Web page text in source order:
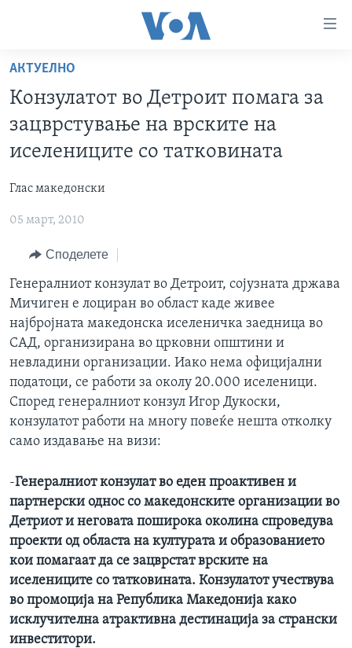
пристапност
Премини
на
главната
содржина
до
за
навигација
Пребарувај
РУБРИКИ
ЕКОНОМИЈА
ПОЛИТИКА
ЗДРАВЈЕ
НАУКА
УМЕТНОСТ И ЗАБАВА
ИНТЕРВЈУА
ФОТОГАЛЕРИИ
АРХИВИРАНА ПРОГРАМА
NEWSFLASH - АРХИВА
ВЕСТИ ОД САД ВО МИНУТА - АРХИВА
ИЗБОРИ ВО САД 2020 - АРХИВА
ЗА НАС
НАКУСО...
Јазици
АКТУЕЛНО
Конзулатот во Детроит помага за
зацврстување на врските на
иселениците со татковината
Глас македонски
05 март, 2010
Споделете
Генералниот конзулат во Детроит, сојузната држава
Мичиген е лоциран во област каде живее
најбројната македонска иселеничка заедница во
САД, организирана во црковни општини и
невладини организации. Иако нема официјални
податоци, се работи за околу 20.000 иселеници.
Според генералниот конзул Игор Дукоски,
конзулатот работи на многу повеќе нешта отколку
само издавање на визи:
-Генералниот конзулат во еден проактивен и
партнерски однос со македонските организации во
Детриот и неговата поширока околина спроведува
проекти од областа на културата и образованието
кои помагаат да се зацврстат врските на
иселениците со татковината. Конзулатот учествува
во промоција на Република Македонија како
исклучителна атрактивна дестинација за странски
инвеститори.